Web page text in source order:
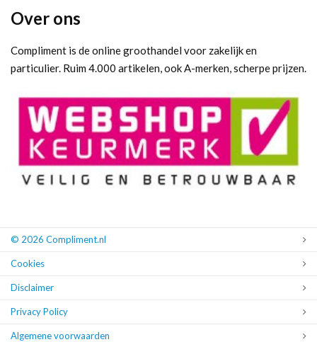
Over ons
Compliment is de online groothandel voor zakelijk en
particulier. Ruim 4.000 artikelen, ook A-merken, scherpe prijzen.
© 2026 Compliment.nl
Cookies
Disclaimer
Privacy Policy
Algemene voorwaarden